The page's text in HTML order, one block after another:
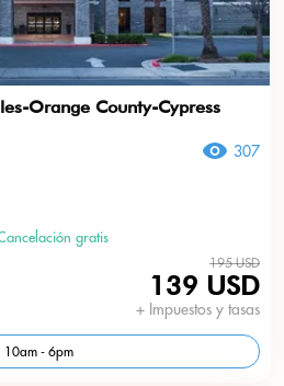
Orange County-Cypress
307
gratis
195 USD
139 USD
+ Impuestos y tasas
10am - 6pm